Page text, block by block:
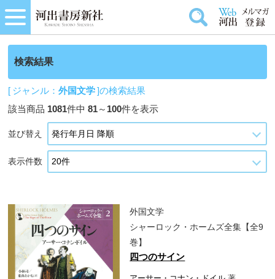
検索結果
[ ジャンル：外国文学]の検索結果
該当商品 1081件中81～ 100件を表示
並び替え
表示件数
外国文学
シャーロック・ホームズ全集【全9
巻】
四つのサイン